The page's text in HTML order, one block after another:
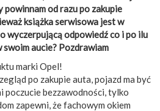
powinnam od razu po zakupie
książka serwisowa jest w
wyczerpującą odpowiedź co i po ilu
swoim aucie? Pozdrawiam
marki Opel!
po zakupie auta, pojazd ma być
poczucie bezzawodności, tylko
zapewni, że fachowym okiem